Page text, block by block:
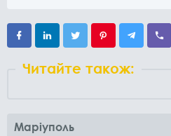
Читайте також:
Маріуполь